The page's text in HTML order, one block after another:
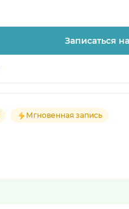
Записаться
Мгновенная запись